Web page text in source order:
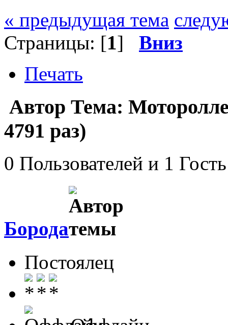
« предыдущая тема
Страницы: [1] Вниз
Печать
Автор Тема:
4791 раз)
0 Пользователей и 1
Борода
Постоялец